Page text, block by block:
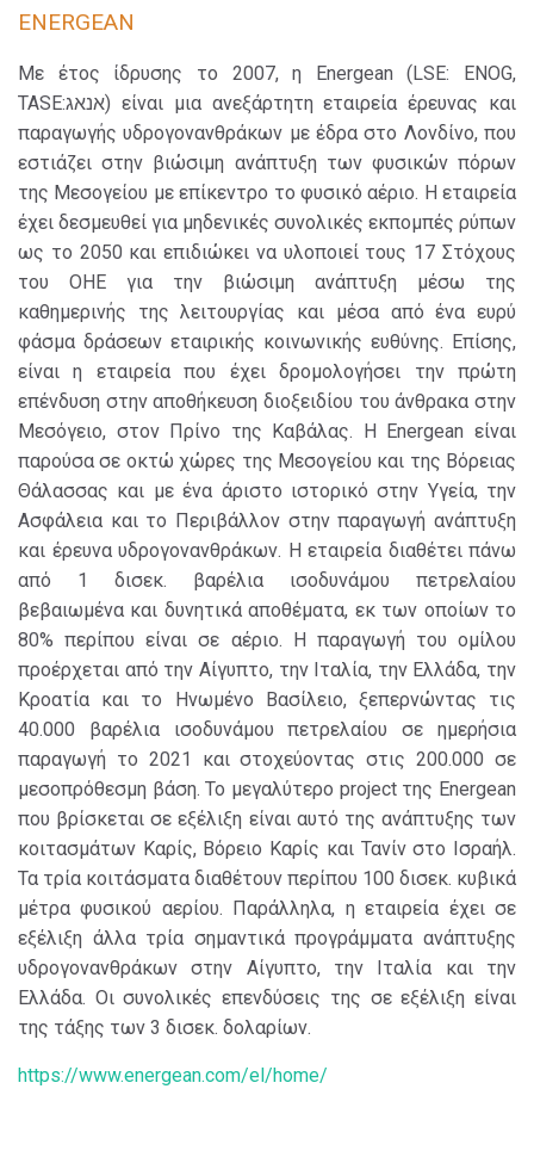
ENERGEAN
Με έτος ίδρυσης το 2007, η Energean (LSE: ENOG,
TASE:אנאג) είναι μια ανεξάρτητη εταιρεία έρευνας και
παραγωγής υδρογονανθράκων με έδρα στο Λονδίνο, που
εστιάζει στην βιώσιμη ανάπτυξη των φυσικών πόρων
της Μεσογείου με επίκεντρο το φυσικό αέριο. Η εταιρεία
έχει δεσμευθεί για μηδενικές συνολικές εκπομπές ρύπων
ως το 2050 και επιδιώκει να υλοποιεί τους 17 Στόχους
του ΟΗΕ για την βιώσιμη ανάπτυξη μέσω της
καθημερινής της λειτουργίας και μέσα από ένα ευρύ
φάσμα δράσεων εταιρικής κοινωνικής ευθύνης. Επίσης,
είναι η εταιρεία που έχει δρομολογήσει την πρώτη
επένδυση στην αποθήκευση διοξειδίου του άνθρακα στην
Μεσόγειο, στον Πρίνο της Καβάλας. H Energean είναι
παρούσα σε οκτώ χώρες της Μεσογείου και της Βόρειας
Θάλασσας και με ένα άριστο ιστορικό στην Υγεία, την
Ασφάλεια και το Περιβάλλον στην παραγωγή ανάπτυξη
και έρευνα υδρογονανθράκων. Η εταιρεία διαθέτει πάνω
από 1 δισεκ. βαρέλια ισοδυνάμου πετρελαίου
βεβαιωμένα και δυνητικά αποθέματα, εκ των οποίων το
80% περίπου είναι σε αέριο. Η παραγωγή του ομίλου
προέρχεται από την Αίγυπτο, την Ιταλία, την Ελλάδα, την
Κροατία και το Ηνωμένο Βασίλειο, ξεπερνώντας τις
40.000 βαρέλια ισοδυνάμου πετρελαίου σε ημερήσια
παραγωγή το 2021 και στοχεύοντας στις 200.000 σε
μεσοπρόθεσμη βάση. Το μεγαλύτερο project της Energean
που βρίσκεται σε εξέλιξη είναι αυτό της ανάπτυξης των
κοιτασμάτων Καρίς, Βόρειο Καρίς και Τανίν στο Ισραήλ.
Τα τρία κοιτάσματα διαθέτουν περίπου 100 δισεκ. κυβικά
μέτρα φυσικού αερίου. Παράλληλα, η εταιρεία έχει σε
εξέλιξη άλλα τρία σημαντικά προγράμματα ανάπτυξης
υδρογονανθράκων στην Αίγυπτο, την Ιταλία και την
Ελλάδα. Οι συνολικές επενδύσεις της σε εξέλιξη είναι
της τάξης των 3 δισεκ. δολαρίων.
https://www.energean.com/el/home/